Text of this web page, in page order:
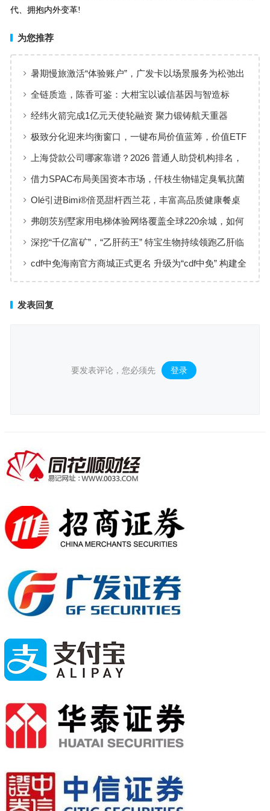
代、拥抱内外变革!
为您推荐
暑期慢旅激活“体验账户”，广发卡以场景服务为松弛出
行添彩
全链质造，陈香可鉴：大柑宝以诚信基因与智造标
准，定义新会陈皮高质量发展
经纬火箭完成1亿元天使轮融资 聚力锻铸航天重器
极致分化迎来均衡窗口，一键布局价值蓝筹，价值ETF
华夏火热开售
上海贷款公司哪家靠谱？2026 普通人助贷机构排名，
工薪族借钱选择指南
借力SPAC布局美国资本市场，仟枝生物锚定臭氧抗菌
黄金赛道
Olé引进Bimi®倍觅甜杆西兰花，丰富高品质健康餐桌
新选择
弗朗茨别墅家用电梯体验网络覆盖全球220余城，如何
实现高效服务响应
深挖“千亿富矿”，“乙肝药王” 特宝生物持续领跑乙肝临
床治愈
cdf中免海南官方商城正式更名 升级为“cdf中免” 构建全
发表回复
要发表评论，您必须先 登录 。